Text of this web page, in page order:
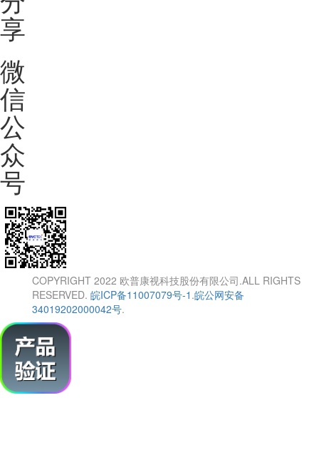
享
微
信
公
众
号
COPYRIGHT 2022 欧普康视科技股份有限公司.ALL RIGHTS
RESERVED. 皖ICP备11007079号-1 .皖公网安备
34019202000042号.